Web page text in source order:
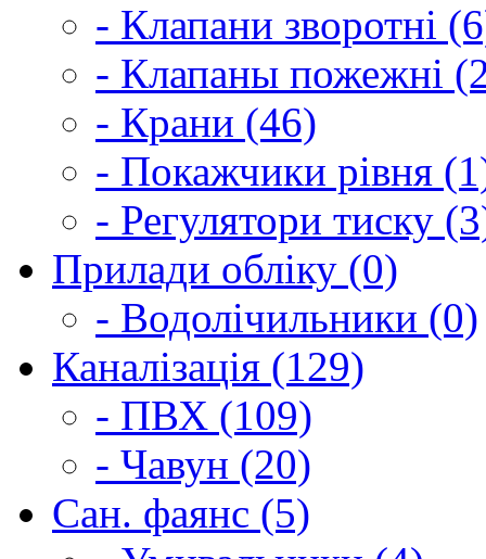
- Клапани зворотні
- Клапаны пожежні
- Крани (46)
- Покажчики рівня
- Регулятори тиску
Прилади обліку (0)
- Водолічильники (0)
Каналізація (129)
- ПВХ (109)
- Чавун (20)
Сан. фаянс (5)